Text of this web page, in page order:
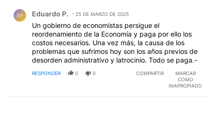
EP Eduardo P. 25 DE MARZO DE 2025
Un gobierno de economistas persigue el
reordenamiento de la Economía y paga por ello los
costos necesarios. Una vez más, la causa de los
problemas que sufrimos hoy son los años previos de
desorden administrativo y latrocinio. Todo se paga.-
RESPONDER 0 0 COMPARTIR
MARCAR
COMO
INAPROPIADO